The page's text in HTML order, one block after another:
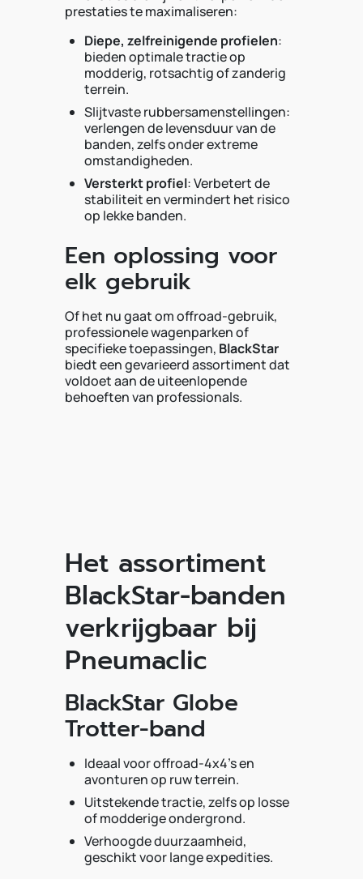
prestaties te maximaliseren:
Diepe, zelfreinigende profielen:
bieden optimale tractie op
modderig, rotsachtig of zanderig
terrein.
Slijtvaste rubbersamenstellingen:
verlengen de levensduur van de
banden, zelfs onder extreme
omstandigheden.
Versterkt profiel: Verbetert de
stabiliteit en vermindert het risico
op lekke banden.
Een oplossing voor
elk gebruik
Of het nu gaat om offroad-gebruik,
professionele wagenparken of
specifieke toepassingen, BlackStar
biedt een gevarieerd assortiment dat
voldoet aan de uiteenlopende
behoeften van professionals.
Het assortiment
BlackStar-banden
verkrijgbaar bij
Pneumaclic
BlackStar Globe
Trotter-band
Ideaal voor offroad-4x4's en
avonturen op ruw terrein.
Uitstekende tractie, zelfs op losse
of modderige ondergrond.
Verhoogde duurzaamheid,
geschikt voor lange expedities.